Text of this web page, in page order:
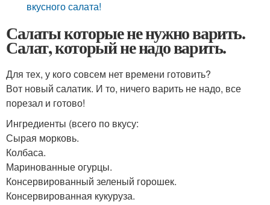
вкусного салата!
Салаты которые не нужно варить.
Салат, который не надо варить.
Для тех, у кого совсем нет времени готовить?
Вот новый салатик. И то, ничего варить не надо, все
порезал и готово!
Ингредиенты (всего по вкусу:
Сырая морковь.
Колбаса.
Маринованные огурцы.
Консервированный зеленый горошек.
Консервированная кукуруза.